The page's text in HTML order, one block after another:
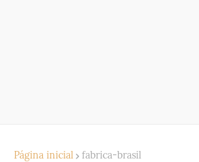
Página inicial fabrica-brasil